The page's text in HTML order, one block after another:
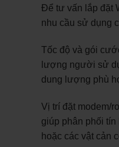
Để tư vấn lắp đặt
nhu cầu sử dụng
Tốc độ và gói
lượng người sử
dung lượng phù
Vị trí đặt modem/
giúp phân phối
hoặc các vật cản